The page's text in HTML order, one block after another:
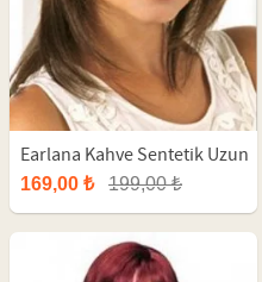
Earlana Kahve Sentetik Uzun
Bayan Peruk
169,00 ₺ 199,00 ₺